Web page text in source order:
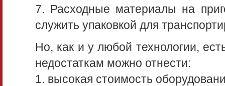
7. Расходные материалы на
служить упаковкой для
Но, как и у любой технологии,
недостаткам можно отнести:
1. высокая стоимость